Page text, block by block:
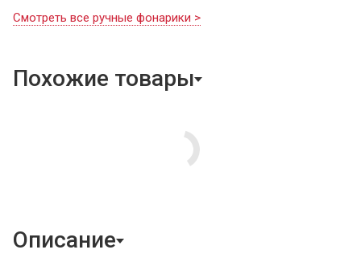
Смотреть все ручные фонарики >
Похожие товары
Описание